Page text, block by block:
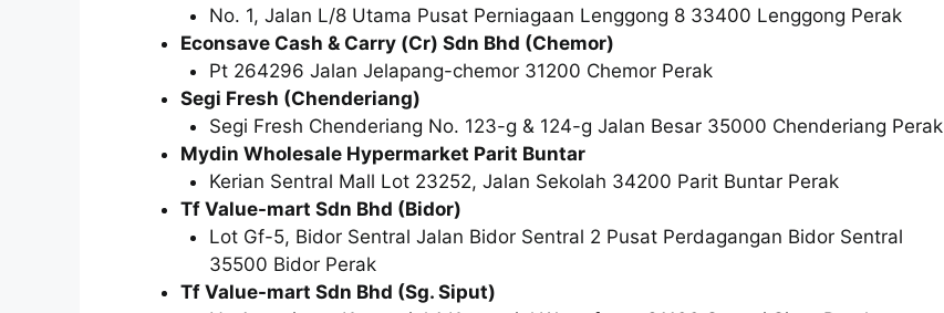
No. 1, Jalan L/8 Utama Pusat Perniagaan Lenggong 8 33400 Lenggong Perak
Econsave Cash & Carry (Cr) Sdn Bhd (Chemor)
Pt 264296 Jalan Jelapang-chemor 31200 Chemor Perak
Segi Fresh (Chenderiang)
Segi Fresh Chenderiang No. 123-g & 124-g Jalan Besar 35000 Chenderiang Perak
Mydin Wholesale Hypermarket Parit Buntar
Kerian Sentral Mall Lot 23252, Jalan Sekolah 34200 Parit Buntar Perak
Tf Value-mart Sdn Bhd (Bidor)
Lot Gf-5, Bidor Sentral Jalan Bidor Sentral 2 Pusat Perdagangan Bidor Sentral
35500 Bidor Perak
Tf Value-mart Sdn Bhd (Sg. Siput)